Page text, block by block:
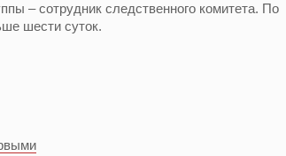
– сотрудник следственного комитета. По
шести суток.